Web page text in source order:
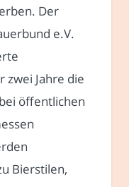
Der
e.V.
zwei Jahre die
öffentlichen
Bierstilen,